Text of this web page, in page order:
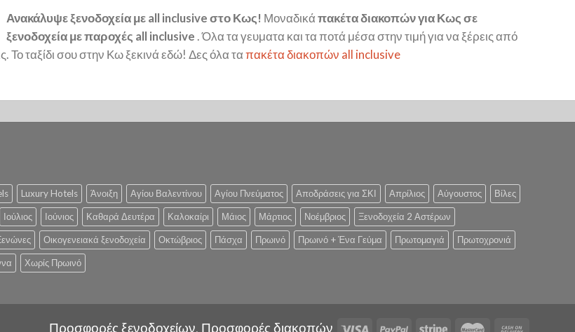
Ανακάλυψε ξενοδοχεία με all inclusive στο Κως! Μοναδικάπακέτα διακοπών για Κως σε
ξενοδοχεία με παροχές all inclusive . Όλα τα γευματα και τα ποτά μέσα στην τιμή για να ξέρεις από
Το ταξίδι σου στην Κω ξεκινά εδώ! Δες όλα ταπακέτα διακοπών all inclusive
Luxury Hotels Άνοιξη Αγίου Βαλεντίνου Αγίου Πνεύματος Αποδράσεις για ΣΚΙ Απρίλιος Αύγουστος Βίλες
Ιούλιος Ιούνιος Καθαρά Δευτέρα Καλοκαίρι Μάιος Μάρτιος Νοέμβριος Ξενοδοχεία 2 Αστέρων
Οικογενειακά ξενοδοχεία Οκτώβριος Πάσχα Πρωινό Πρωινό + Ένα Γεύμα Πρωτομαγιά Πρωτοχρονιά
Χωρίς Πρωινό
Προσφορές ξενοδοχείων, Προσφορές διακοπών